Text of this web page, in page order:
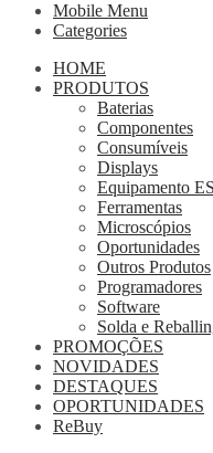
Mobile Menu
Categories
HOME
PRODUTOS
Baterias
Componentes
Consumíveis
Displays
Equipamento
Ferramentas
Microscópios
Oportunidades
Outros Produtos
Programadores
Software
Solda e
PROMOÇÕES
NOVIDADES
DESTAQUES
OPORTUNIDADES
ReBuy